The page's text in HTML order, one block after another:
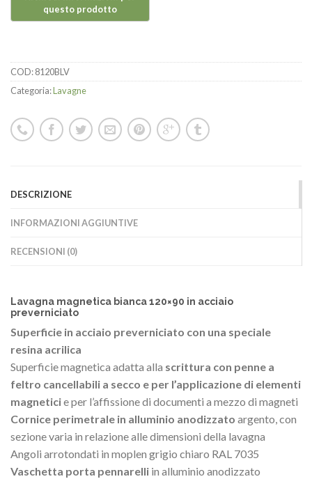
COD:8120BLV
Categoria:Lavagne
DESCRIZIONE
INFORMAZIONI AGGIUNTIVE
RECENSIONI (0)
Lavagna magnetica bianca 120×90 in acciaio
preverniciato
Superficie in acciaio preverniciato con una speciale
resina acrilica
Superficie magnetica adatta alla scrittura con penne a
feltro cancellabili a secco e per l’applicazione di elementi
magneticie per l’affissione di documenti a mezzo di magneti
Cornice perimetrale in alluminio anodizzato argento, con
sezione varia in relazione alle dimensioni della lavagna
Angoli arrotondati in moplen grigio chiaro RAL 7035
Vaschetta porta pennarelli in alluminio anodizzato